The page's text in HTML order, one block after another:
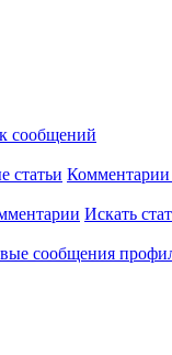
сообщений
статьи Комментарии
Искать
сообщения